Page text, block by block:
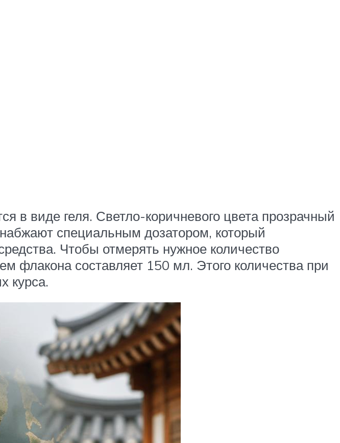
в виде геля. Светло-коричневого цвета прозрачный
специальным дозатором, который
Чтобы отмерять нужное количество
флакона составляет 150 мл. Этого количества при
курса.